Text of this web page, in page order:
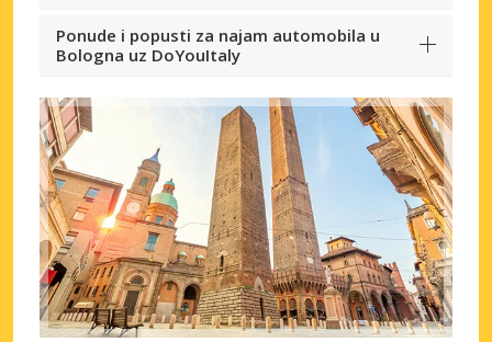
Ponude i popusti za najam automobila u
Bologna uz DoYouItaly